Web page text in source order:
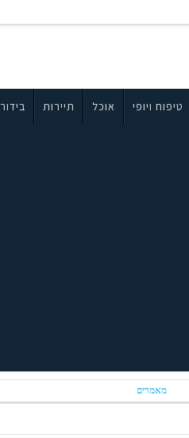
טיפוח ויופי אוכל תיירות בידור
מאמרים